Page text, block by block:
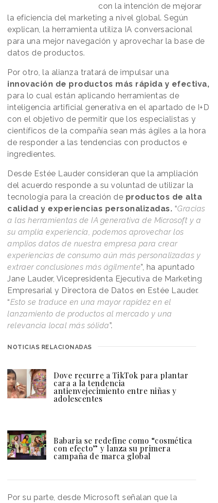
con la intención de mejorar
la eficiencia del marketing a nivel global. Según
explican, la herramienta utiliza IA conversacional
para una mejor navegación y aprovechar la base de
datos de productos.
Por otro, la alianza tratará de impulsar una
innovación de productos más rápida y efectiva,
para lo cual están aplicando herramientas de
inteligencia artificial generativa en el apartado de I+D
con el objetivo de permitir que los especialistas y
científicos de la compañía sean más ágiles a la hora
de responder a las tendencias con productos e
ingredientes.
Desde Estée Lauder consideran que la ampliación
del acuerdo responde a su voluntad de utilizar la
tecnología para la creación de productos de alta
calidad y experiencias personalizadas. “Gracias
a las herramientas de IA generativa de Microsoft y a
su amplia experiencia, podemos aprovechar los
amplios datos de nuestra empresa para crear
experiencias de consumo aún más personalizadas y
extraer conclusiones más ágilmente”, ha apuntado
Jane Lauder, Vicepresidenta Ejecutiva de Marketing
Empresarial y Directora de Datos en Estée Lauder.
“Esto se traduce en una mayor rapidez en el
lanzamiento de productos al mercado y una
relevancia local más sólida”.
NOTICIAS RELACIONADAS
Dove recurre a TikTok para plantar
cara a la tendencia
antienvejecimiento entre niñas y
adolescentes
Babaria se redefine como “cosmética
con efecto” y lanza su primera
campaña de marca global
Por su parte, desde Microsoft señalan que la